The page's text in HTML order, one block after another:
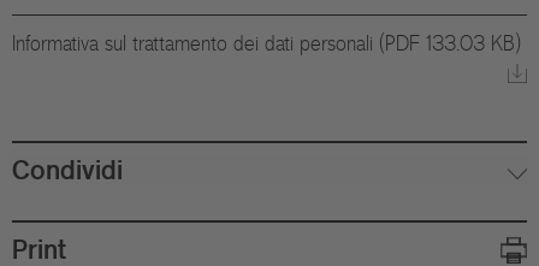
Informativa sul trattamento dei dati personali (PDF 133.03 KB)
Condividi
Print